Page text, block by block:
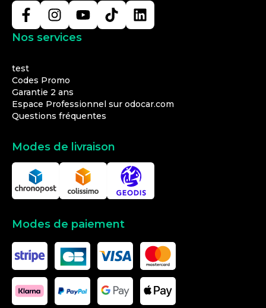
Nos services
test
Codes Promo
Garantie 2 ans
Espace Professionnel sur odocar.com
Questions fréquentes
Modes de livraison
Modes de paiement